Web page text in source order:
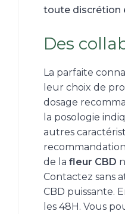
toute discrétion
Des
La parfaite
leur choix de
dosage
la posologie
autres
de la fleur CBD
Contactez sans
CBD puissante.
les 48H. Vous